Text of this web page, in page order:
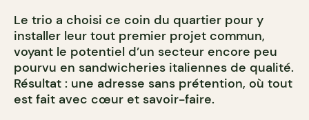
Le trio a choisi ce coin du quartier pour y
installer leur tout premier projet commun,
voyant le potentiel d’un secteur encore peu
pourvu en sandwicheries italiennes de qualité.
Résultat : une adresse sans prétention, où tout
est fait avec cœur et savoir-faire.